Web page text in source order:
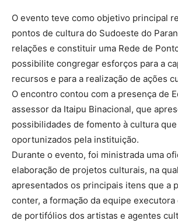
O evento teve como objetivo principal
pontos de cultura do Sudoeste do
relações e constituir uma Rede de
possibilite congregar esforços para a
recursos e para a realização de ações
O encontro contou com a presença de
assessor da Itaipu Binacional, que
possibilidades de fomento à cultura que
oportunizados pela instituição.
Durante o evento, foi ministrada uma
elaboração de projetos culturais, na
apresentados os principais itens que a
conter, a formação da equipe executora
de portifólios dos artistas e agentes